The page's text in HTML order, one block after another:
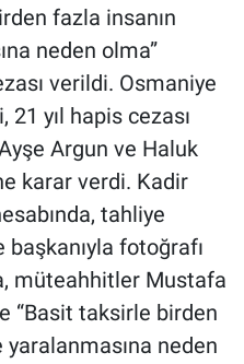
fazla insanın
neden olma”
verildi. Osmaniye
21 yıl hapis cezası
Argun ve Haluk
karar verdi. Kadir
tahliye
başkanıyla fotoğrafı
müteahhitler Mustafa
“Basit taksirle birden
neden